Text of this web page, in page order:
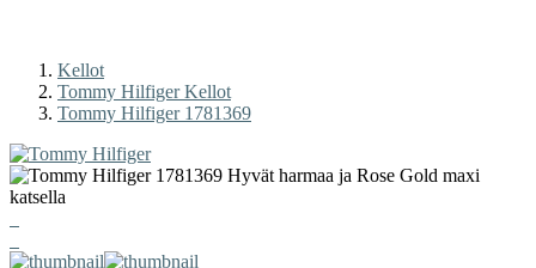
Kellot
Tommy Hilfiger Kellot
Tommy Hilfiger 1781369